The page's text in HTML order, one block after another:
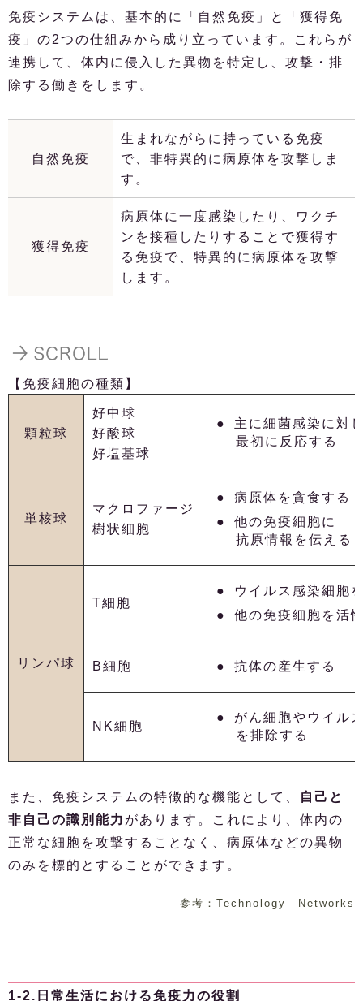
免疫システムは、基本的に「自然免疫」と「獲得免
疫」の2つの仕組みから成り立っています。これらが
連携して、体内に侵入した異物を特定し、攻撃・排
除する働きをします。
自然免疫
生まれながらに持っている免疫
で、非特異的に病原体を攻撃しま
す。
獲得免疫
病原体に一度感染したり、ワクチ
ンを接種したりすることで獲得す
る免疫で、特異的に病原体を攻撃
します。
【免疫細胞の種類】
顆粒球
好中球
好酸球
好塩基球
主に細菌感染に対
最初に反応する
単核球
マクロファージ
樹状細胞
病原体を貪食する
他の免疫細胞に
抗原情報を伝える
リンパ球
T細胞
ウイルス感染細胞
他の免疫細胞を活
B細胞 抗体の産生する
NK細胞
がん細胞やウイル
を排除する
また、免疫システムの特徴的な機能として、
自己と
非自己の識別能力 があります。これにより、体内の
正常な細胞を攻撃することなく、病原体などの異物
のみを標的とすることができます。
参考：Technology Networks
1-2.日常生活における免疫力の役割